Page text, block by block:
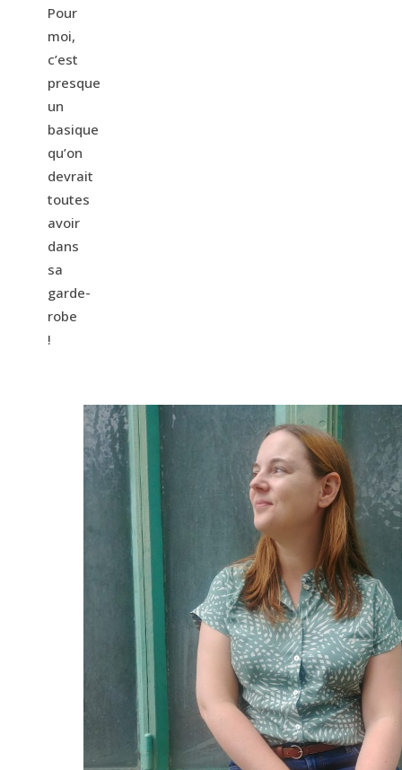
Pour
moi,
c’est
presque
un
basique
qu’on
devrait
toutes
avoir
dans
sa
garde-
robe
!